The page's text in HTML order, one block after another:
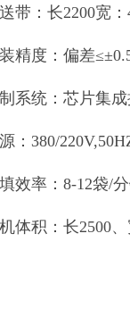
带：长2200宽：
精度：偏差
系统：芯片集
：380/
效率：8-12袋/
体积：长2500